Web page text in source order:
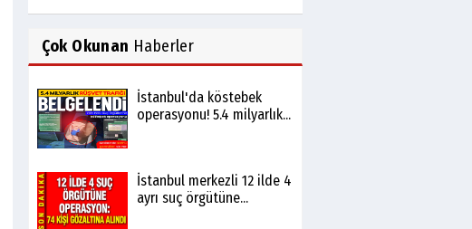
Çok Okunan Haberler
İstanbul'da köstebek
operasyonu! 5.4 milyarlık...
İstanbul merkezli 12 ilde 4
ayrı suç örgütüne...